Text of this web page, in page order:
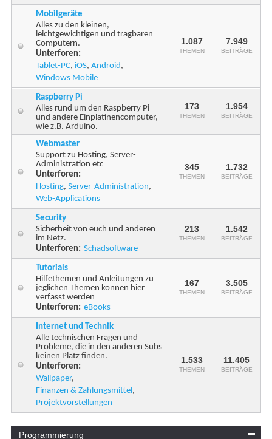
Mobilgeräte
Alles zu den kleinen,
leichtgewichtigen und tragbaren
Computern.
Unterforen:
Tablet-PC, iOS, Android,
Windows Mobile
1.087
THEMEN
7.949
BEITRÄGE
Raspberry Pi
Alles rund um den Raspberry Pi
und andere Einplatinencomputer,
wie z.B. Arduino.
173
THEMEN
1.954
BEITRÄGE
Webmaster
Support zu Hosting, Server-
Administration etc
Unterforen:
Hosting, Server-Administration,
Web-Applications
345
THEMEN
1.732
BEITRÄGE
Security
Sicherheit von euch und anderen
im Netz.
Unterforen: Schadsoftware
213
THEMEN
1.542
BEITRÄGE
Tutorials
Hilfethemen und Anleitungen zu
jeglichen Themen können hier
verfasst werden
Unterforen: eBooks
167
THEMEN
3.505
BEITRÄGE
Internet und Technik
Alle technischen Fragen und
Probleme, die in den anderen Subs
keinen Platz finden.
Unterforen:
Wallpaper,
Finanzen & Zahlungsmittel,
Projektvorstellungen
1.533
THEMEN
11.405
BEITRÄGE
Programmierung